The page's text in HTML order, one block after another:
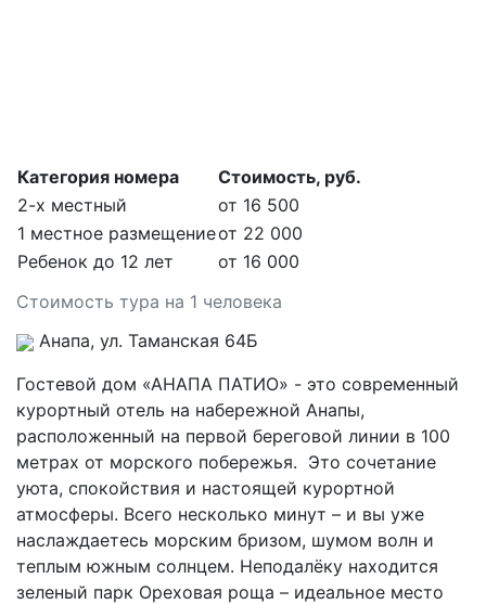
Стоимость тура на 1 человека
Категория номера
Стоимость, руб.
2-х местный
от 16 500
1 местное размещениеот 22 000
Ребенок до 12 лет
от 16 000
Анапа, ул. Таманская 64Б
Гостевой дом «АНАПА ПАТИО» - это современный
курортный отель на набережной Анапы,
расположенный на первой береговой линии в 100
метрах от морского побережья. Это сочетание
уюта, спокойствия и настоящей курортной
атмосферы. Всего несколько минут – и вы уже
наслаждаетесь морским бризом, шумом волн и
теплым южным солнцем. Неподалёку находится
зеленый парк Ореховая роща – идеальное место